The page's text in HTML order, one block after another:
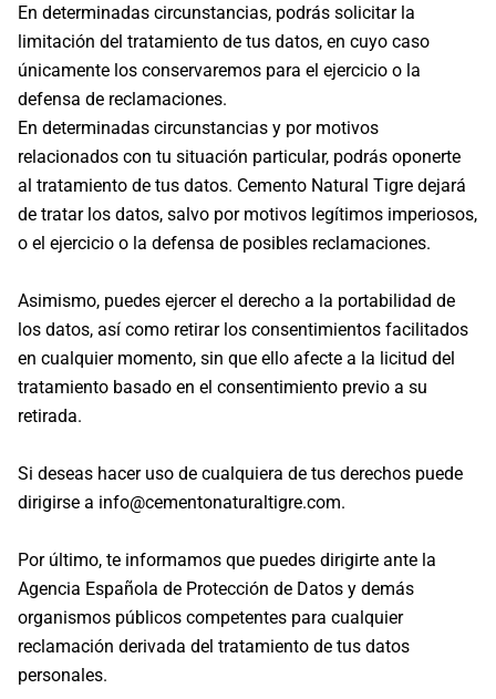
En determinadas circunstancias, podrás solicitar la
limitación del tratamiento de tus datos, en cuyo caso
únicamente los conservaremos para el ejercicio o la
defensa de reclamaciones.
En determinadas circunstancias y por motivos
relacionados con tu situación particular, podrás oponerte
al tratamiento de tus datos. Cemento Natural Tigre dejará
de tratar los datos, salvo por motivos legítimos imperiosos,
o el ejercicio o la defensa de posibles reclamaciones.
Asimismo, puedes ejercer el derecho a la portabilidad de
los datos, así como retirar los consentimientos facilitados
en cualquier momento, sin que ello afecte a la licitud del
tratamiento basado en el consentimiento previo a su
retirada.
Si deseas hacer uso de cualquiera de tus derechos puede
dirigirse a info@cementonaturaltigre.com.
Por último, te informamos que puedes dirigirte ante la
Agencia Española de Protección de Datos y demás
organismos públicos competentes para cualquier
reclamación derivada del tratamiento de tus datos
personales.